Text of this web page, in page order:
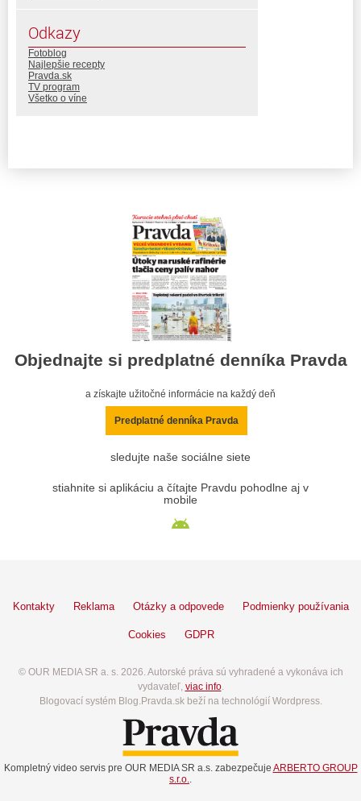
Odkazy
Fotoblog
Najlepšie recepty
Pravda.sk
TV program
Všetko o víne
Objednajte si predplatné denníka Pravda
a získajte užitočné informácie na každý deň
Predplatné denníka Pravda
sledujte naše sociálne siete
stiahnite si aplikáciu a čítajte Pravdu pohodlne aj v
mobile
Kontakty Reklama Otázky a odpovede Podmienky používania
Cookies GDPR
© OUR MEDIA SR a. s. 2026. Autorské práva sú vyhradené a vykonáva ich
vydavateľ, viac info.
Blogovací systém Blog.Pravda.sk beží na technológií Wordpress.
Kompletný video servis pre OUR MEDIA SR a.s. zabezpečuje ARBERTO GROUP
s.r.o..